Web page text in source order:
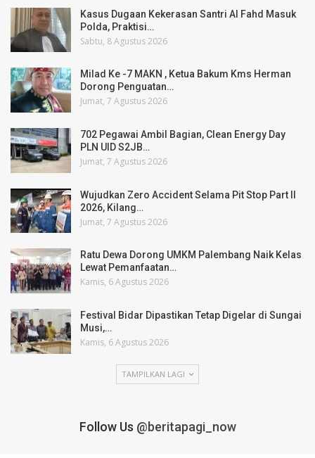
Kasus Dugaan Kekerasan Santri Al Fahd Masuk
Polda, Praktisi…
Sabtu, 8 Agustus 2026
Milad Ke -7 MAKN , Ketua Bakum Kms Herman
Dorong Penguatan…
Jumat, 7 Agustus 2026
702 Pegawai Ambil Bagian, Clean Energy Day
PLN UID S2JB…
Jumat, 7 Agustus 2026
Wujudkan Zero Accident Selama Pit Stop Part II
2026, Kilang…
Jumat, 7 Agustus 2026
Ratu Dewa Dorong UMKM Palembang Naik Kelas
Lewat Pemanfaatan…
Kamis, 6 Agustus 2026
Festival Bidar Dipastikan Tetap Digelar di Sungai
Musi,…
Kamis, 6 Agustus 2026
TAMPILKAN LAGI
Follow Us @beritapagi_now